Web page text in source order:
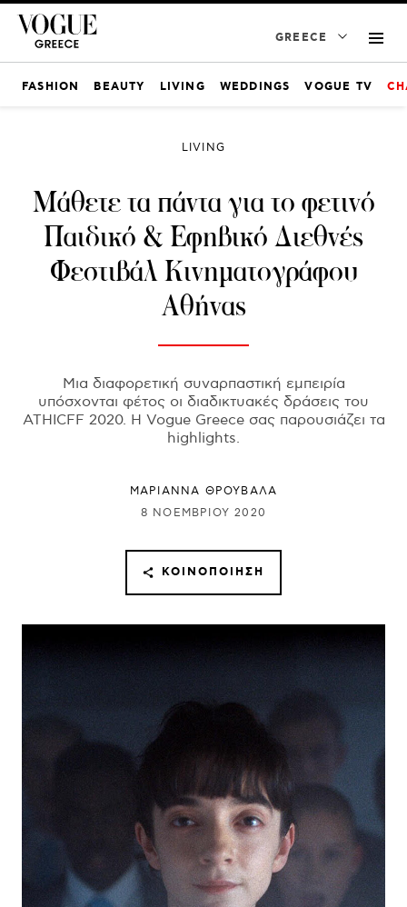
GREECE
FASHION BEAUTY LIVING WEDDINGS VOGUE TV
LIVING
Μάθετε τα πάντα για το φετινό
Παιδικό & Εφηβικό Διεθνές
Φεστιβάλ Κινηματογράφου
Αθήνας
Μια διαφορετική συναρπαστική εμπειρία
υπόσχονται φέτος οι διαδικτυακές δράσεις του
ATHICFF 2020. Η Vogue Greece σας παρουσιάζει τα
highlights.
ΜΑΡΙΑΝΝΑ ΘΡΟΥΒΑΛΑ
8 ΝΟΕΜΒΡΊΟΥ 2020
ΚΟΙΝΟΠΟΊΗΣΗ